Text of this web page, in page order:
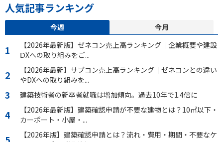
人気記事ランキング
今週
今月
【2026年最新版】ゼネコン売上高ランキング｜企業概要や建設
ⅮXへの取り組みをご...
【2026年最新】サブコン売上高ランキング｜ゼネコンとの違い
やDXへの取り組みを...
建築技術者の新卒者就職は増加傾向。過去10年で1.4倍に
【2026年最新版】建築確認申請が不要な建物とは？10㎡以下・
カーポート・小屋・...
【2026年版】建築確認申請とは？流れ・費用・期間・不要なケ